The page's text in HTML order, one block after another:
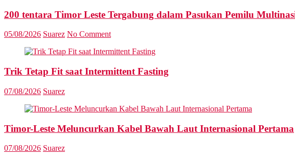
200 tentara Timor Leste Tergabung dalam Pasukan Pemilu
05/08/2026 Suarez No Comment
Trik Tetap Fit saat Intermittent Fasting
07/08/2026 Suarez
Timor-Leste Meluncurkan Kabel Bawah Laut Internasional Pertama
07/08/2026 Suarez